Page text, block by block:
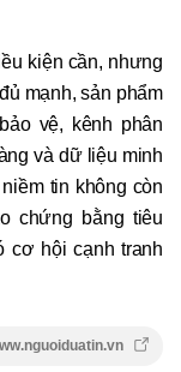
kiện cần, nhưng
mạnh, sản phẩm
vệ, kênh phân
và dữ liệu minh
tin không còn
chứng bằng tiêu
cơ hội cạnh tranh